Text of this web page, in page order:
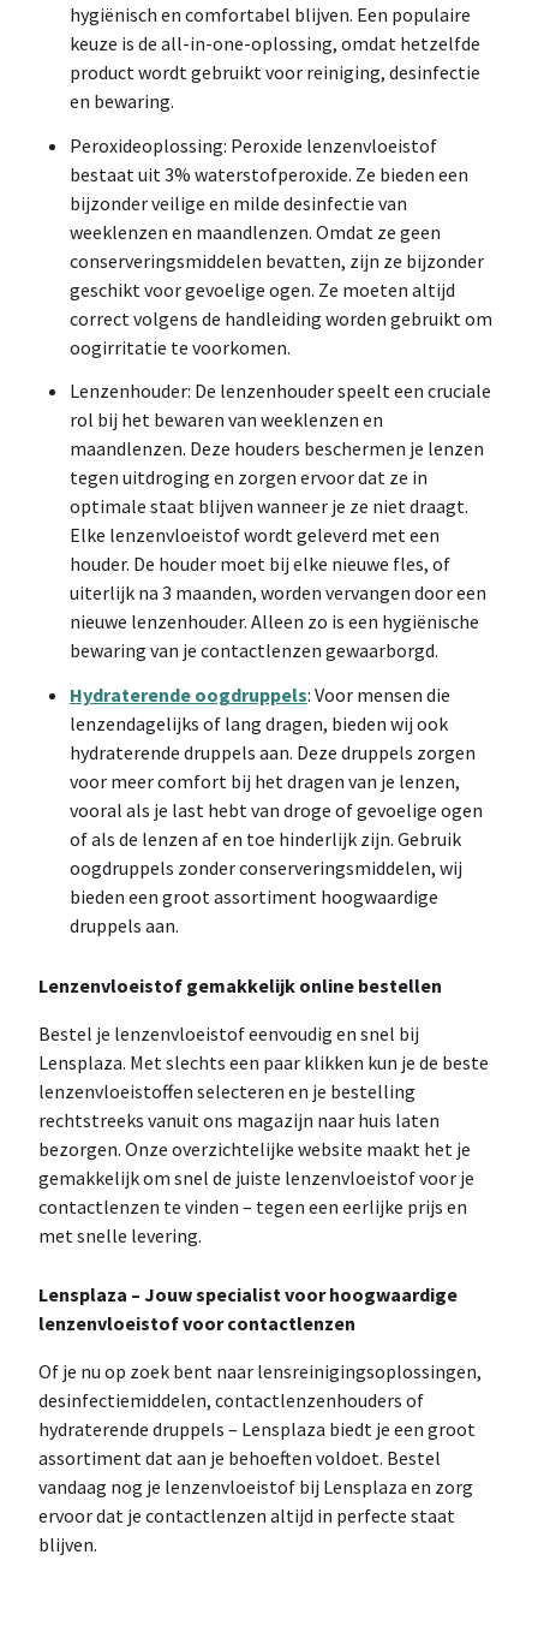
hygiënisch en comfortabel blijven. Een populaire
keuze is de all-in-one-oplossing, omdat hetzelfde
product wordt gebruikt voor reiniging, desinfectie
en bewaring.
Peroxideoplossing: Peroxide lenzenvloeistof
bestaat uit 3% waterstofperoxide. Ze bieden een
bijzonder veilige en milde desinfectie van
weeklenzen en maandlenzen. Omdat ze geen
conserveringsmiddelen bevatten, zijn ze bijzonder
geschikt voor gevoelige ogen. Ze moeten altijd
correct volgens de handleiding worden gebruikt om
oogirritatie te voorkomen.
Lenzenhouder: De lenzenhouder speelt een cruciale
rol bij het bewaren van weeklenzen en
maandlenzen. Deze houders beschermen je lenzen
tegen uitdroging en zorgen ervoor dat ze in
optimale staat blijven wanneer je ze niet draagt.
Elke lenzenvloeistof wordt geleverd met een
houder. De houder moet bij elke nieuwe fles, of
uiterlijk na 3 maanden, worden vervangen door een
nieuwe lenzenhouder. Alleen zo is een hygiënische
bewaring van je contactlenzen gewaarborgd.
Hydraterende oogdruppels: Voor mensen die
lenzendagelijks of lang dragen, bieden wij ook
hydraterende druppels aan. Deze druppels zorgen
voor meer comfort bij het dragen van je lenzen,
vooral als je last hebt van droge of gevoelige ogen
of als de lenzen af en toe hinderlijk zijn. Gebruik
oogdruppels zonder conserveringsmiddelen, wij
bieden een groot assortiment hoogwaardige
druppels aan.
Lenzenvloeistof gemakkelijk online bestellen
Bestel je lenzenvloeistof eenvoudig en snel bij
Lensplaza. Met slechts een paar klikken kun je de beste
lenzenvloeistoffen selecteren en je bestelling
rechtstreeks vanuit ons magazijn naar huis laten
bezorgen. Onze overzichtelijke website maakt het je
gemakkelijk om snel de juiste lenzenvloeistof voor je
contactlenzen te vinden – tegen een eerlijke prijs en
met snelle levering.
Lensplaza – Jouw specialist voor hoogwaardige
lenzenvloeistof voor contactlenzen
Of je nu op zoek bent naar lensreinigingsoplossingen,
desinfectiemiddelen, contactlenzenhouders of
hydraterende druppels – Lensplaza biedt je een groot
assortiment dat aan je behoeften voldoet. Bestel
vandaag nog je lenzenvloeistof bij Lensplaza en zorg
ervoor dat je contactlenzen altijd in perfecte staat
blijven.